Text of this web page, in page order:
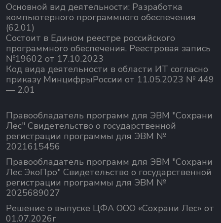
Основной вид деятельности: Разработка
компьютерного программного обеспечения
(62.01)
Состоит в Едином реестре российского
программного обеспечения. Реестровая запись
№19602 от 17.10.2023
Код вида деятельности в области ИТ согласно
приказу МинцифрыРоссии от 11.05.2023 № 449
— 2.01
Правообладатель программ для ЭВМ "Сохрани
Лес" Свидетельство о государственной
регистрации программы для ЭВМ №
2021615456
Правообладатель программ для ЭВМ "Сохрани
Лес ЭкоПро" Свидетельство о государственной
регистрации программы для ЭВМ №
2025689027
Решение о выпуске ЦФА ООО «Сохрани Лес» от
01.07.2026г